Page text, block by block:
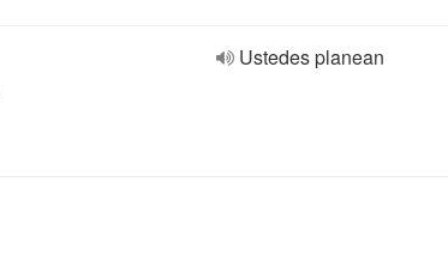
Ustedes planean